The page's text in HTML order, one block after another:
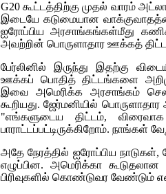
G20 கூட்டத்திற்கு முதல் வாரம்
இடையே கடுமையான
ஐரோப்பிய அரசாங்கங்கள்மீது
அவற்றின் பொருளாதார ஊக்கத்
பேர்லினில் இருந்து இதற்கு
ஊக்கப் பொதித் திட்டங்களை
இவை அமெரிக்க அரசாங்கம்
கூறியது. ஜேர்மனியில்
"எங்களுடைய திட்டம்,
பாராட்டப்பட்டிருக்கிறோம்.
அதே நேரத்தில் ஐரோப்பிய
எழுப்பின. அமெரிக்கா
பிரிவுகளில் கொண்டுவர